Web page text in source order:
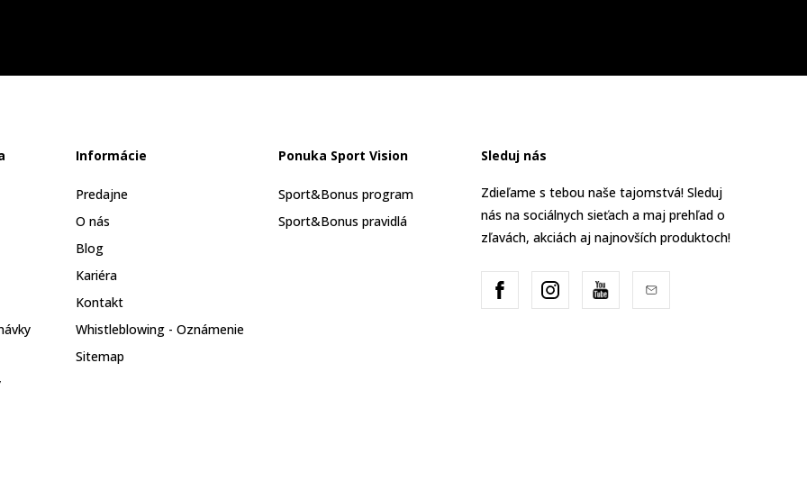
Informácie
Predajne
O nás
Blog
Kariéra
Kontakt
Whistleblowing - Oznámenie
Sitemap
Ponuka Sport Vision
Sport&Bonus program
Sport&Bonus pravidlá
Sleduj nás
Zdieľame s tebou naše tajomstvá! Sleduj
nás na sociálnych sieťach a maj prehľad o
zľavách, akciách aj najnovších produktoch!